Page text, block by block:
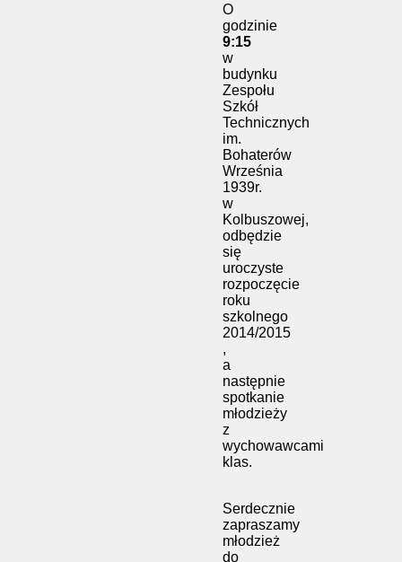
O
godzinie
9:15
w
budynku
Zespołu
Szkół
Technicznych
im.
Bohaterów
Września
1939r.
w
Kolbuszowej,
odbędzie
się
uroczyste
rozpoczęcie
roku
szkolnego
2014/2015
,
a
następnie
spotkanie
młodzieży
z
wychowawcami
klas.
Serdecznie
zapraszamy
młodzież
do